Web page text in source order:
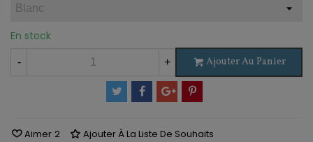
En stock
- + Ajouter Au Panier
Aimer 2 Ajouter À La Liste De Souhaits